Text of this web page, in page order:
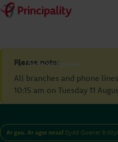
Dod o hyd i gangen
Please note:
All branches and phone
10:15 am on Tuesday 11
Ar gau. Ar agor nesaf Dydd Gwener